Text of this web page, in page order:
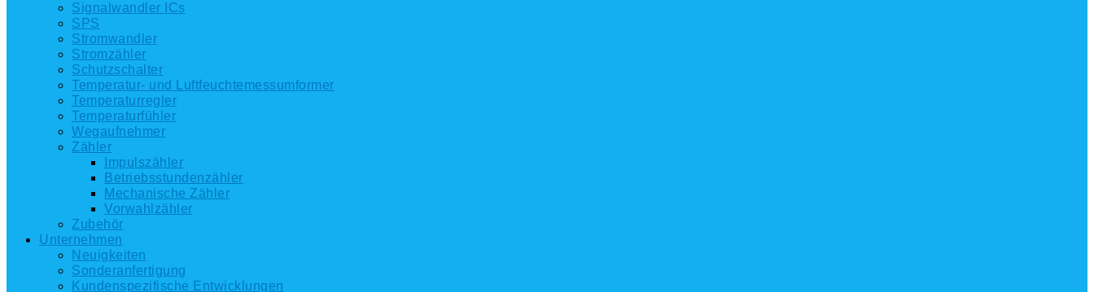
Signalwandler ICs
SPS
Stromwandler
Stromzähler
Schutzschalter
Temperatur- und Luftfeuchtemessumformer
Temperaturregler
Temperaturfühler
Wegaufnehmer
Zähler
Impulszähler
Betriebsstundenzähler
Mechanische Zähler
Vorwahlzähler
Zubehör
Unternehmen
Neuigkeiten
Sonderanfertigung
Kundenspezifische Entwicklungen